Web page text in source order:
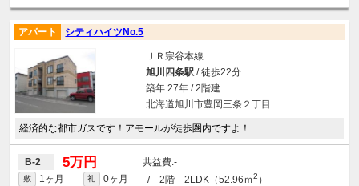
アパート シティハイツNo.5
ＪＲ宗谷本線
旭川四条駅/ 徒歩22分
築年 27年 / 2階建
北海道旭川市豊岡三条２丁目
経済的な都市ガスです！アモールが徒歩圏内ですよ！
B-2 5万円 -
敷 1ヶ月 礼 0ヶ月 / 2階 2LDK（52.96ｍ2 ）